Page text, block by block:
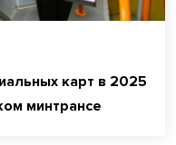
карт в 2025
минтрансе